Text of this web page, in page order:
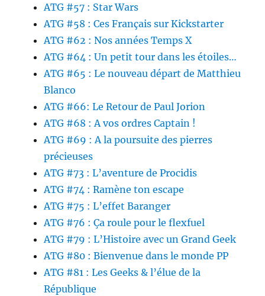
ATG #57 : Star Wars
ATG #58 : Ces Français sur Kickstarter
ATG #62 : Nos années Temps X
ATG #64 : Un petit tour dans les étoiles…
ATG #65 : Le nouveau départ de Matthieu
Blanco
ATG #66: Le Retour de Paul Jorion
ATG #68 : A vos ordres Captain !
ATG #69 : A la poursuite des pierres
précieuses
ATG #73 : L’aventure de Procidis
ATG #74 : Ramène ton escape
ATG #75 : L’effet Baranger
ATG #76 : Ça roule pour le flexfuel
ATG #79 : L’Histoire avec un Grand Geek
ATG #80 : Bienvenue dans le monde PP
ATG #81 : Les Geeks & l’élue de la
République